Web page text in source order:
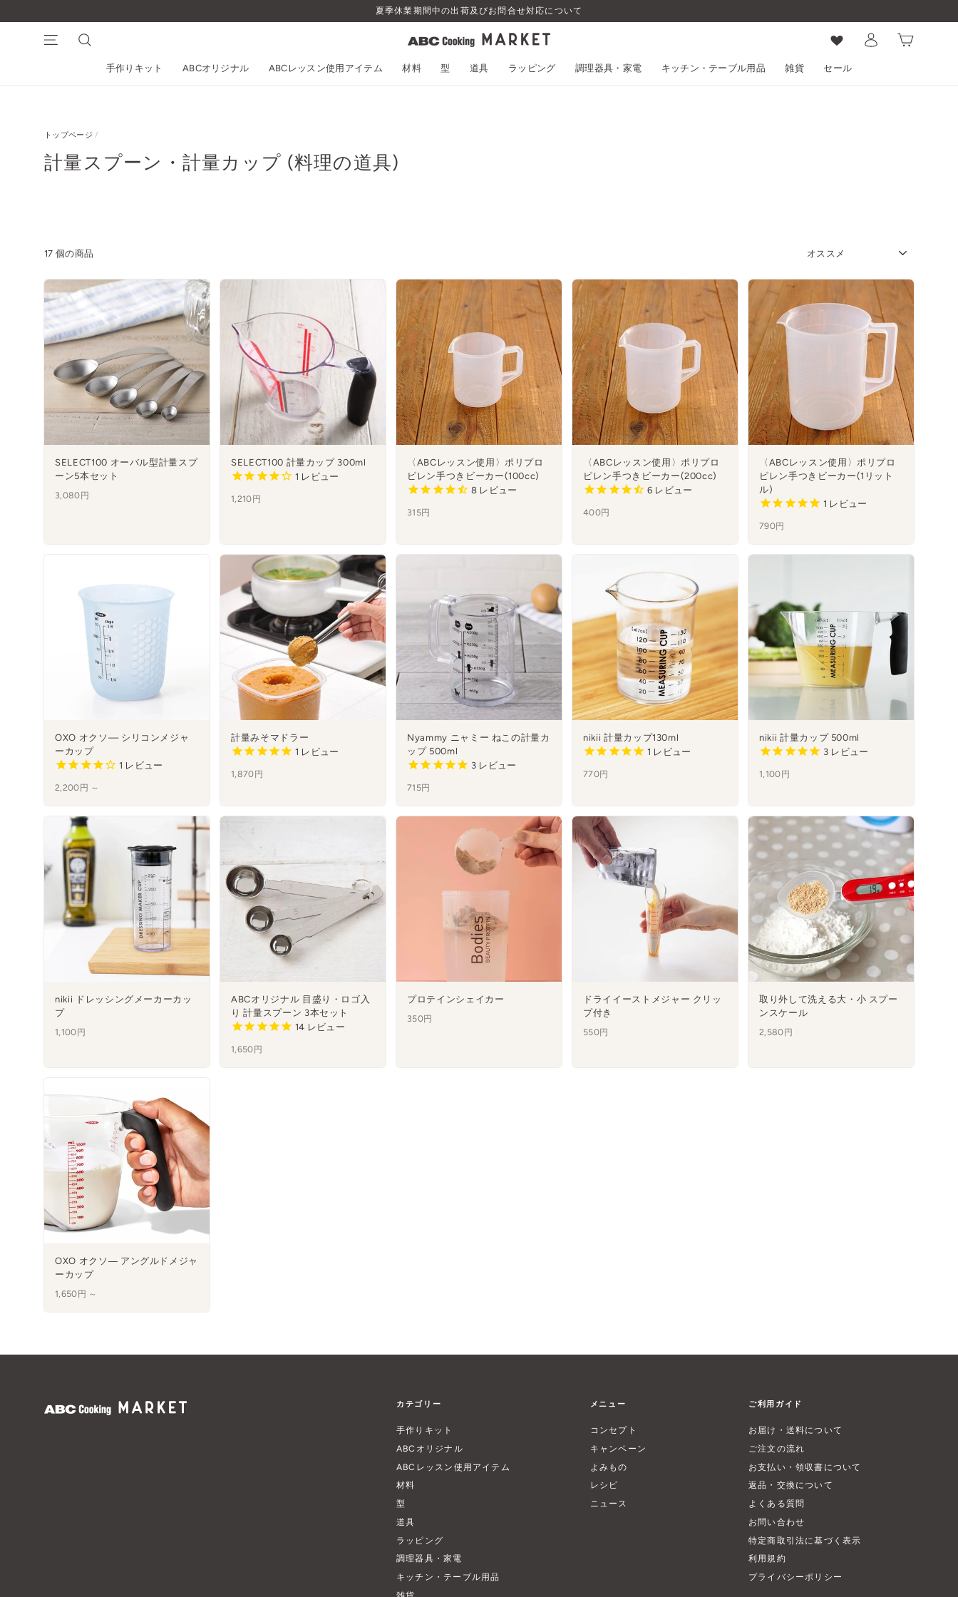
ン
夏季休業期間中の出荷及びお問合せ対応について
手作りキット
ABCオリジナル ABCレッスン使用アイテム 材料 型 道具 ラッピング 調理器具・家電 キッチン・テーブル用品 雑貨 セール
トップページ /
計量スプーン・計量カップ (料理の道具)
17 個の商品
SELECT100 オーバル型計量スプ
ーン5本セット
3,080円
SELECT100 計量カップ 300ml
1 レビュー
1,210円
〈ABCレッスン使用〉ポリプロ
ピレン手つきビーカー(100cc)
8レビュー
315円
〈ABCレッスン使用〉ポリプロ
ピレン手つきビーカー(200cc)
6レビュー
400円
〈ABCレッスン使用〉ポリプロ
ピレン手つきビーカー(1リット
ル)
1 レビュー
790円
OXO オクソ— シリコンメジャ
ーカップ
1 レビュー
2,200円 ～
計量みそマドラー
1 レビュー
1,870円
Nyammy ニャミー ねこの計量カ
ップ 500ml
3レビュー
715円
nikii 計量カップ130ml
1 レビュー
770円
nikii 計量カップ 500ml
3レビュー
1,100円
nikii ドレッシングメーカーカッ
プ
1,100円
ABCオリジナル 目盛り・ロゴ入
り 計量スプーン 3本セット
14 レビュー
1,650円
プロテインシェイカー
350円
ドライイーストメジャー クリッ
プ付き
550円
取り外して洗える大・小 スプー
ンスケール
2,580円
OXO オクソ― アングルドメジャ
ーカップ
1,650円 ～
カテゴリー
手作りキット
ABCオリジナル
ABCレッスン使用アイテム
材料
型
道具
ラッピング
調理器具・家電
キッチン・テーブル用品
メニュー
コンセプト
キャンペーン
よみもの
レシピ
ニュース
ご利用ガイド
お届け・送料について
ご注文の流れ
お支払い・領収書について
返品・交換について
よくある質問
お問い合わせ
特定商取引法に基づく表示
利用規約
プライバシーポリシー